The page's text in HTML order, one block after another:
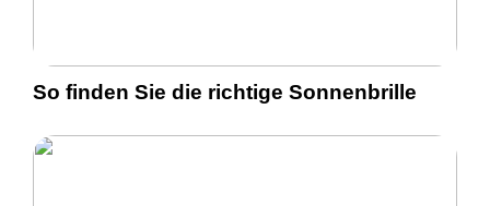
So finden Sie die richtige Sonnenbrille